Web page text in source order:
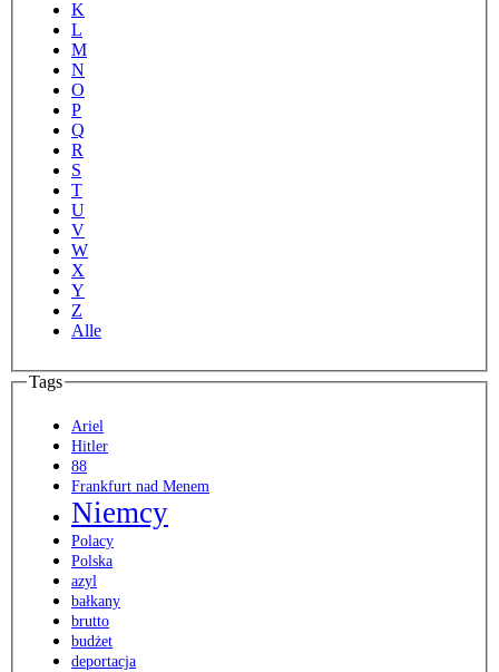
K
L
M
N
O
P
Q
R
S
T
U
V
W
X
Y
Z
Alle
Tags
Ariel
Hitler
88
Frankfurt nad Menem
Niemcy
Polacy
Polska
azyl
bałkany
brutto
budżet
deportacja